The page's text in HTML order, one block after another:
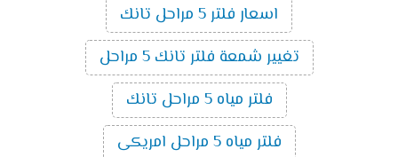
اسعار فلتر 5 مراحل تانك
تغيير شمعة فلتر تانك 5 مراحل
فلتر مياه 5 مراحل تانك
فلتر مياه 5 مراحل امريكى